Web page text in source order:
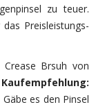
zu teuer.
Preisleistungs-
Brsuh von
Kaufempfehlung:
es den Pinsel